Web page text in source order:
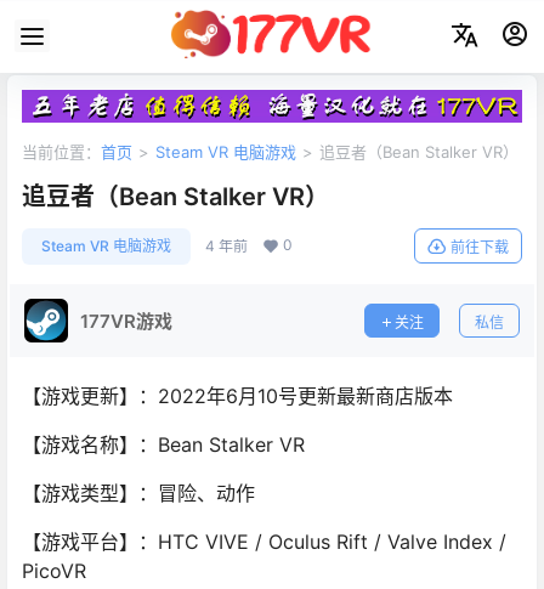
当前位置： 首页 > Steam VR 电脑游戏 > 追豆者（Bean Stalker VR）
追豆者（Bean Stalker VR）
Steam VR 电脑游戏 4 年前 0 前往下载
177VR游戏 关注 私信
【游戏更新】：2022年6月10号更新最新商店版本
【游戏名称】：Bean Stalker VR
【游戏类型】：冒险、动作
【游戏平台】：HTC VIVE / Oculus Rift / Valve Index /
PicoVR